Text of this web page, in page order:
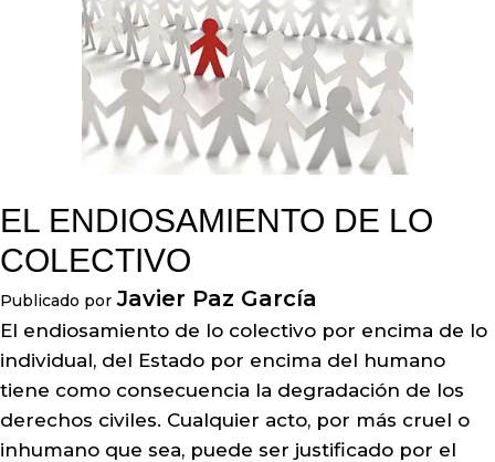
EL ENDIOSAMIENTO DE LO
COLECTIVO
Publicado por Javier Paz García
El endiosamiento de lo colectivo por encima de lo
individual, del Estado por encima del humano
tiene como consecuencia la degradación de los
derechos civiles. Cualquier acto, por más cruel o
inhumano que sea, puede ser justificado por el